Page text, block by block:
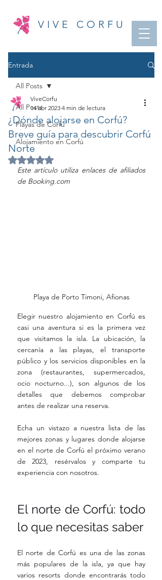
VIVE CORFU
Entrada
All Posts
Playas de Corfú
Alojamiento en Corfú
All Posts
¿Dónde alojarse en Corfú?
Breve guía para descubrir Corfú
Norte
ViveCorfu
14 abr 2023 4 min de lectura
Obtuvo NaN de 5 estrellas.
Este artículo utiliza enlaces de afiliados
de Booking.com
Playa de Porto Timoni, Afionas
Elegir nuestro alojamiento en Corfú es
casi una aventura si es la primera vez
que visitamos la isla. La ubicación, la
cercanía a las playas, el transporte
público y los servicios disponibles en la
zona (restaurantes, supermercados,
ocio nocturno...), son algunos de los
detalles que debemos comprobar
antes de realizar una reserva.
Echa un vistazo a nuestra lista de las
mejores zonas y lugares donde alojarse
en el norte de Corfú el próximo verano
de 2023, resérvalos y comparte tu
experiencia con nosotros.
El norte de Corfú: todo
lo que necesitas saber
El norte de Corfú es una de las zonas
más populares de la isla, ya que hay
varios resorts donde encontrarás todo